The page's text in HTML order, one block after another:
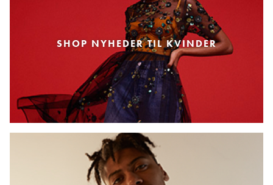
SHOP NYHEDER TIL KVINDER